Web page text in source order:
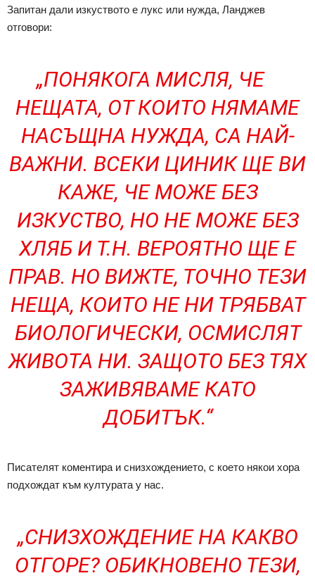
Запитан дали изкуството е лукс или нужда, Ланджев
отговори:
„ПОНЯКОГА МИСЛЯ, ЧЕ
НЕЩАТА, ОТ КОИТО НЯМАМЕ
НАСЪЩНА НУЖДА, СА НАЙ-
ВАЖНИ. ВСЕКИ ЦИНИК ЩЕ ВИ
КАЖЕ, ЧЕ МОЖЕ БЕЗ
ИЗКУСТВО, НО НЕ МОЖЕ БЕЗ
ХЛЯБ И Т.Н. ВЕРОЯТНО ЩЕ Е
ПРАВ. НО ВИЖТЕ, ТОЧНО ТЕЗИ
НЕЩА, КОИТО НЕ НИ ТРЯБВАТ
БИОЛОГИЧЕСКИ, ОСМИСЛЯТ
ЖИВОТА НИ. ЗАЩОТО БЕЗ ТЯХ
ЗАЖИВЯВАМЕ КАТО
ДОБИТЪК.“
Писателят коментира и снизхождението, с което някои хора
подхождат към културата у нас.
„СНИЗХОЖДЕНИЕ НА КАКВО
ОТГОРЕ? ОБИКНОВЕНО ТЕЗИ,